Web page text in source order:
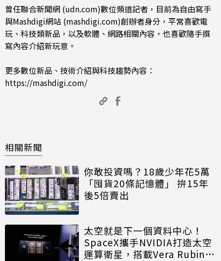
曾任聯合新聞網 (udn.com)數位頻道記者，目前為自由寫手
與Mashdigi網站 (mashdigi.com)創辦者身分，平常喜歡電
玩、科技類新品，以及軟體、網路相關內容，也喜歡隨手撰
寫內容介紹新玩意。
更多數位新品、技術介紹與科技趨勢內容：
https://mashdigi.com/
相關新聞
你敢投資嗎？18歲少年花5萬
「囤貨20條記憶體」 拚15年
後5倍賣出
太空就是下一個資料中心！
SpaceX攜手NVIDIA打造太空
運算衛星，搭載Vera Rubin運